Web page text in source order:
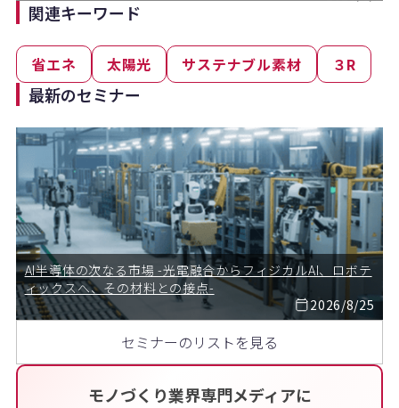
モノづくり業界専門メディアに
関連キーワード
省エネ 太陽光 サステナブル素材 ３R
最新のセミナー
AI半導体の次なる市場 -光電融合からフィジカルAI、ロボテ
ィックスへ、その材料との接点-
2026/8/25
セミナーのリストを見る